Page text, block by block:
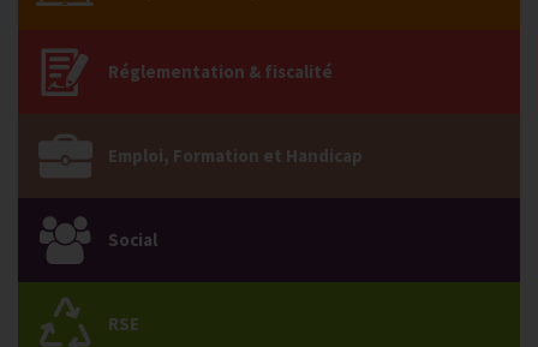
Réglementation & fiscalité
Emploi, Formation et Handicap
Social
RSE